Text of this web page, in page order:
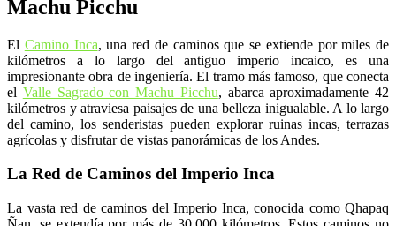
Machu Picchu
El Camino Inca, una red de caminos que se extiende por miles de
kilómetros a lo largo del antiguo imperio incaico, es una
impresionante obra de ingeniería. El tramo más famoso, que conecta
el Valle Sagrado con Machu Picchu, abarca aproximadamente 42
kilómetros y atraviesa paisajes de una belleza inigualable. A lo largo
del camino, los senderistas pueden explorar ruinas incas, terrazas
agrícolas y disfrutar de vistas panorámicas de los Andes.
La Red de Caminos del Imperio Inca
La vasta red de caminos del Imperio Inca, conocida como Qhapaq